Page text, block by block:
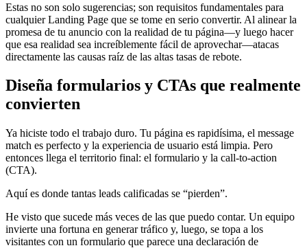
Estas no son solo sugerencias; son requisitos fundamentales para
cualquier Landing Page que se tome en serio convertir. Al alinear la
promesa de tu anuncio con la realidad de tu página—y luego hacer
que esa realidad sea increíblemente fácil de aprovechar—atacas
directamente las causas raíz de las altas tasas de rebote.
Diseña formularios y CTAs que realmente
convierten
Ya hiciste todo el trabajo duro. Tu página es rapidísima, el message
match es perfecto y la experiencia de usuario está limpia. Pero
entonces llega el territorio final: el formulario y la call-to-action
(CTA).
Aquí es donde tantas leads calificadas se “pierden”.
He visto que sucede más veces de las que puedo contar. Un equipo
invierte una fortuna en generar tráfico y, luego, se topa a los
visitantes con un formulario que parece una declaración de